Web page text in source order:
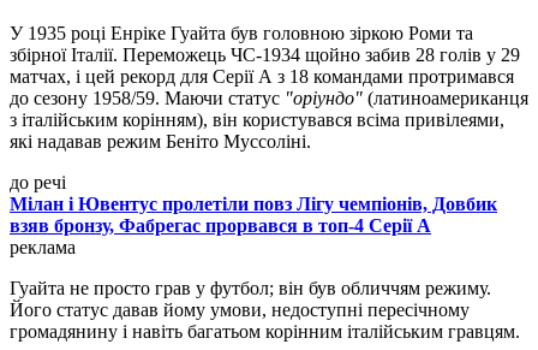
У 1935 році Енріке Гуайта був головною зіркою Роми та
збірної Італії. Переможець ЧС-1934 щойно забив 28 голів у 29
матчах, і цей рекорд для Серії А з 18 командами протримався
до сезону 1958/59. Маючи статус "оріундо" (латиноамериканця
з італійським корінням), він користувався всіма привілеями,
які надавав режим Беніто Муссоліні.
до речі
Мілан і Ювентус пролетіли повз Лігу чемпіонів, Довбик
взяв бронзу, Фабрегас прорвався в топ-4 Серії А
реклама
Гуайта не просто грав у футбол; він був обличчям режиму.
Його статус давав йому умови, недоступні пересічному
громадянину і навіть багатьом корінним італійським гравцям.